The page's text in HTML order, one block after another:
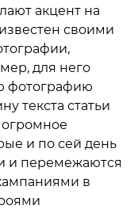
акцент на
текста статьи
огромное
в